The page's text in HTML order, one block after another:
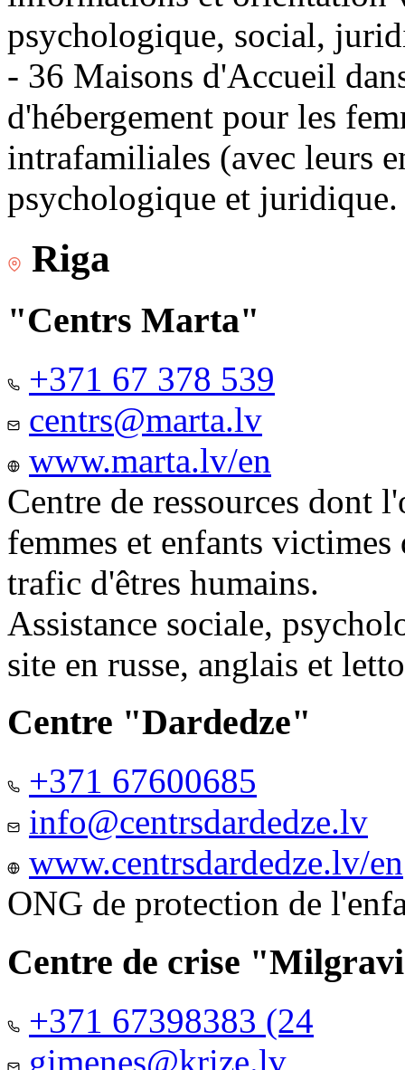
psychologique, social,
- 36 Maisons d'Accueil
d'hébergement pour les
intrafamiliales (avec leurs
psychologique et juridique.
Riga
"Centrs Marta"
+371 67 378 539
centrs@marta.lv
www.marta.lv/en
Centre de ressources dont
femmes et enfants
trafic d'êtres humains.
Assistance sociale,
site en russe, anglais et
Centre "Dardedze"
+371 67600685
info@centrsdardedze.lv
www.centrsdardedze.lv/en
ONG de protection de
Centre de crise
+371 67398383 (24
gimenes@krize.lv